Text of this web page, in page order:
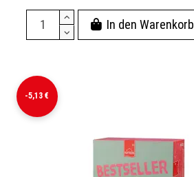
In den Warenkorb
-5,13 €